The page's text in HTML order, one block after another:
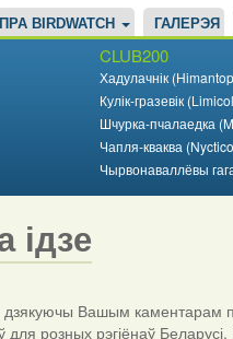
ПРА BIRDWATCH ГАЛЕРЭЯ
CLUB200
Хадулачнік
Кулік-гразевік
Шчурка-пчалаедка
Чапля-кваква
Чырвонаваллёвы
ідзе
Вашым каментарам
для розных рэгіёнаў